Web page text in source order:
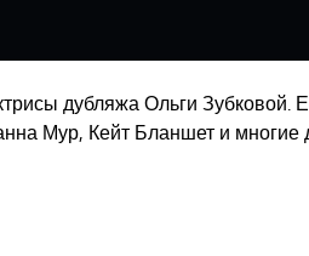
дубляжа Ольги Зубковой.
Мур, Кейт Бланшет и многие